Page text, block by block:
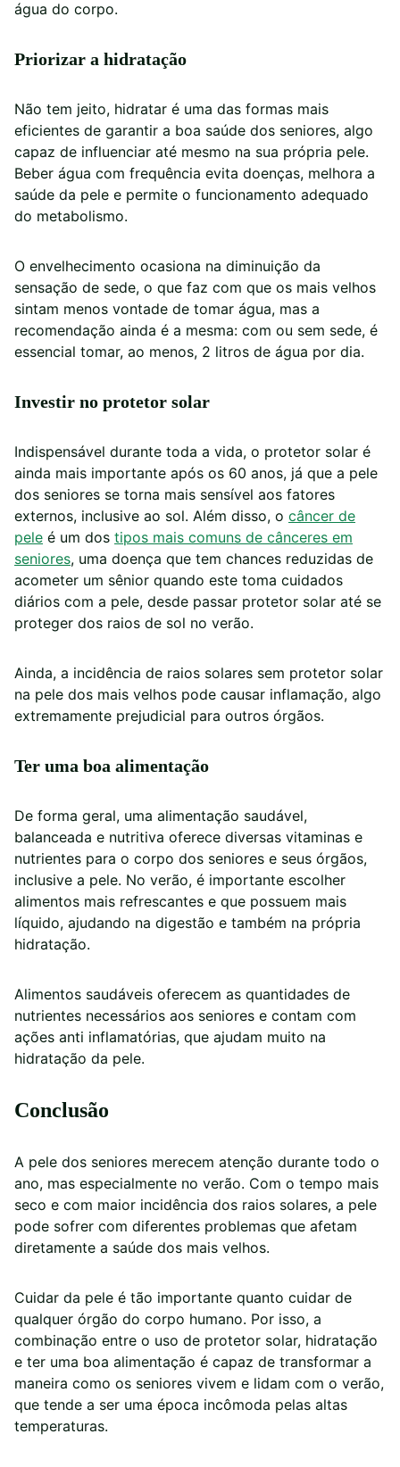
água do corpo.
Priorizar a hidratação
Não tem jeito, hidratar é uma das formas mais
eficientes de garantir a boa saúde dos seniores, algo
capaz de influenciar até mesmo na sua própria pele.
Beber água com frequência evita doenças, melhora a
saúde da pele e permite o funcionamento adequado
do metabolismo.
O envelhecimento ocasiona na diminuição da
sensação de sede, o que faz com que os mais velhos
sintam menos vontade de tomar água, mas a
recomendação ainda é a mesma: com ou sem sede, é
essencial tomar, ao menos, 2 litros de água por dia.
Investir no protetor solar
Indispensável durante toda a vida, o protetor solar é
ainda mais importante após os 60 anos, já que a pele
dos seniores se torna mais sensível aos fatores
externos, inclusive ao sol. Além disso, o câncer de
pele é um dos tipos mais comuns de cânceres em
seniores, uma doença que tem chances reduzidas de
acometer um sênior quando este toma cuidados
diários com a pele, desde passar protetor solar até se
proteger dos raios de sol no verão.
Ainda, a incidência de raios solares sem protetor solar
na pele dos mais velhos pode causar inflamação, algo
extremamente prejudicial para outros órgãos.
Ter uma boa alimentação
De forma geral, uma alimentação saudável,
balanceada e nutritiva oferece diversas vitaminas e
nutrientes para o corpo dos seniores e seus órgãos,
inclusive a pele. No verão, é importante escolher
alimentos mais refrescantes e que possuem mais
líquido, ajudando na digestão e também na própria
hidratação.
Alimentos saudáveis oferecem as quantidades de
nutrientes necessários aos seniores e contam com
ações anti inflamatórias, que ajudam muito na
hidratação da pele.
Conclusão
A pele dos seniores merecem atenção durante todo o
ano, mas especialmente no verão. Com o tempo mais
seco e com maior incidência dos raios solares, a pele
pode sofrer com diferentes problemas que afetam
diretamente a saúde dos mais velhos.
Cuidar da pele é tão importante quanto cuidar de
qualquer órgão do corpo humano. Por isso, a
combinação entre o uso de protetor solar, hidratação
e ter uma boa alimentação é capaz de transformar a
maneira como os seniores vivem e lidam com o verão,
que tende a ser uma época incômoda pelas altas
temperaturas.